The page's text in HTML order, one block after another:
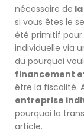
nécessaire de
si vous êtes le
été primitif pour
individuelle via
du pourquoi
financement
être la fiscalité.
entreprise
pourquoi la
article.